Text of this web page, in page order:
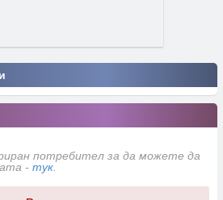
потребител за да можете да
- тук